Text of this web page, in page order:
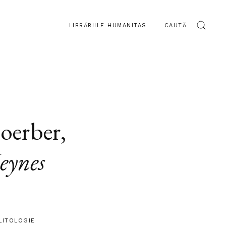
LIBRĂRIILE HUMANITAS CAUTĂ
,